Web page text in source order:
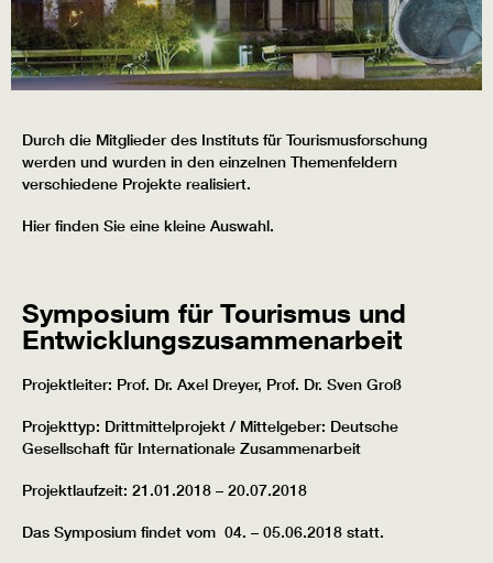
Durch die Mitglieder des Instituts für Tourismusforschung
werden und wurden in den einzelnen Themenfeldern
verschiedene Projekte realisiert.
Hier finden Sie eine kleine Auswahl.
Symposium für Tourismus und
Entwicklungszusammenarbeit
Projektleiter: Prof. Dr. Axel Dreyer, Prof. Dr. Sven Groß
Projekttyp: Drittmittelprojekt / Mittelgeber: Deutsche
Gesellschaft für Internationale Zusammenarbeit
Projektlaufzeit: 21.01.2018 – 20.07.2018
Das Symposium findet vom 04. – 05.06.2018 statt.